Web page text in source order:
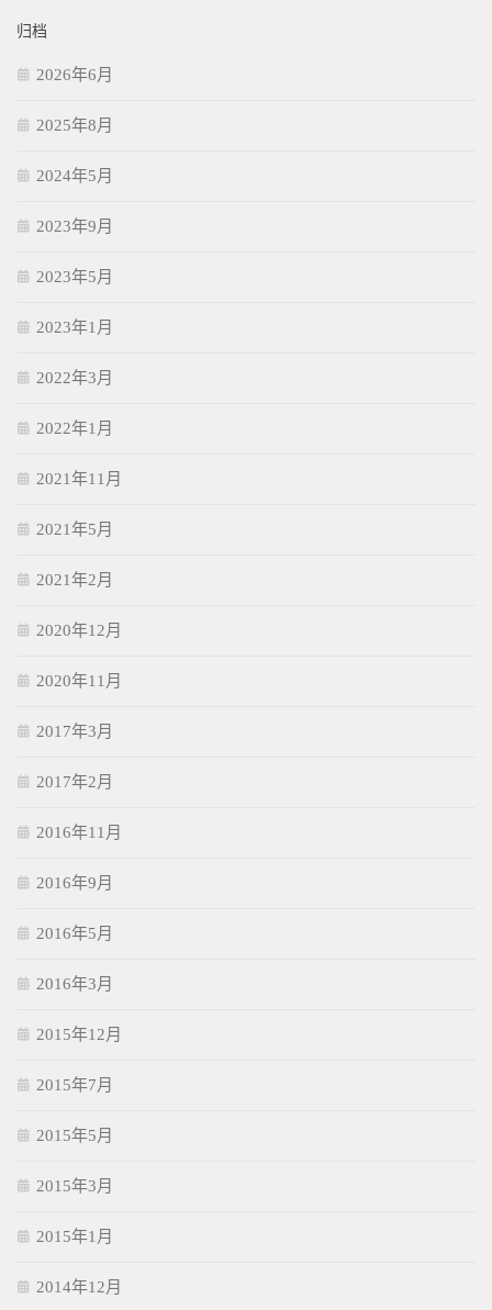
归档
2026年6月
2025年8月
2024年5月
2023年9月
2023年5月
2023年1月
2022年3月
2022年1月
2021年11月
2021年5月
2021年2月
2020年12月
2020年11月
2017年3月
2017年2月
2016年11月
2016年9月
2016年5月
2016年3月
2015年12月
2015年7月
2015年5月
2015年3月
2015年1月
2014年12月